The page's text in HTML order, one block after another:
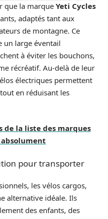
que la marque Yeti Cycles
adaptés tant aux
de montagne. Ce
un large éventail
à éviter les bouchons,
récréatif. Au-delà de leur
électriques permettent
en réduisant les
de la liste des marques
pour transporter
les vélos cargos,
alternative idéale. Ils
des enfants, des